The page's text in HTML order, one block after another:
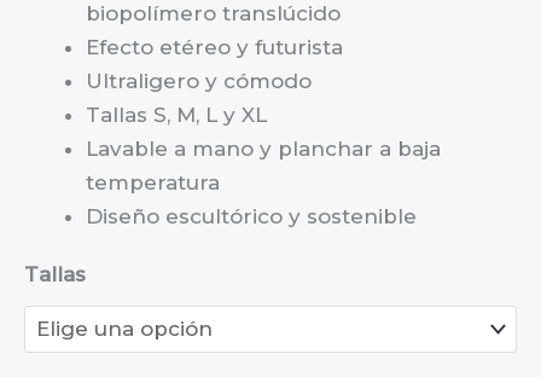
biopolímero translúcido
Efecto etéreo y futurista
Ultraligero y cómodo
Tallas S, M, L y XL
Lavable a mano y planchar a baja
temperatura
Diseño escultórico y sostenible
Tallas